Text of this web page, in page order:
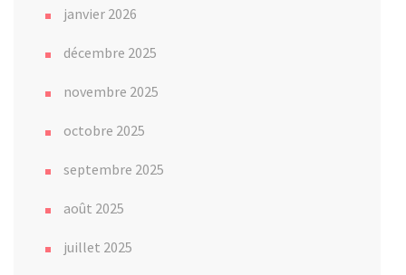
janvier 2026
décembre 2025
novembre 2025
octobre 2025
septembre 2025
août 2025
juillet 2025